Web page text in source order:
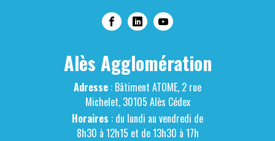
Alès Agglomération
Adresse : Bâtiment ATOME, 2 rue
Michelet, 30105 Alès Cédex
Horaires : du lundi au vendredi de
8h30 à 12h15 et de 13h30 à 17h